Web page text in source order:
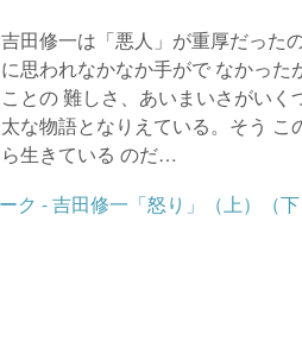
吉田修一は「悪人」が重厚だった
に思われなかなか手がで なかった
ことの 難しさ、あいまいさがいく
太な物語となりえている。そう
ら生きている のだ…